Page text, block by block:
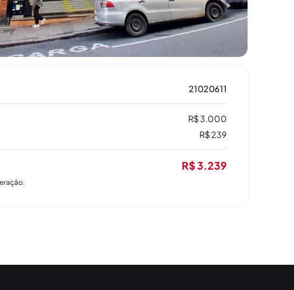
21020611
R$ 3.000
R$ 239
R$ 3.239